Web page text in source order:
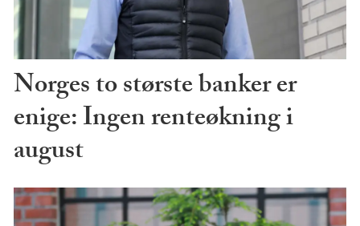
Norges to største banker er
enige: Ingen renteøkning i
august